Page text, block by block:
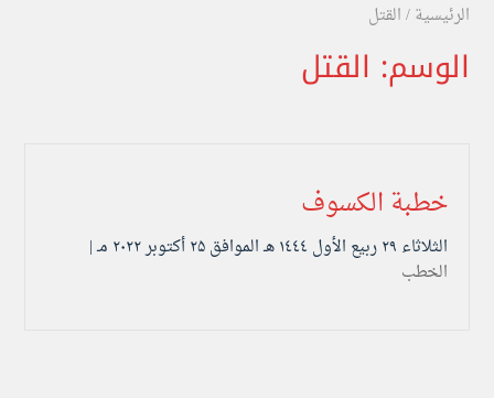
الرئيسية/القتل
الوسم: القتل
خطبة الكسوف
الثلاثاء ۲۹ ربيع الأول ۱٤٤٤ هـ الموافق ۲۵ أكتوبر ۲۰۲۲ مـ |
الخطب